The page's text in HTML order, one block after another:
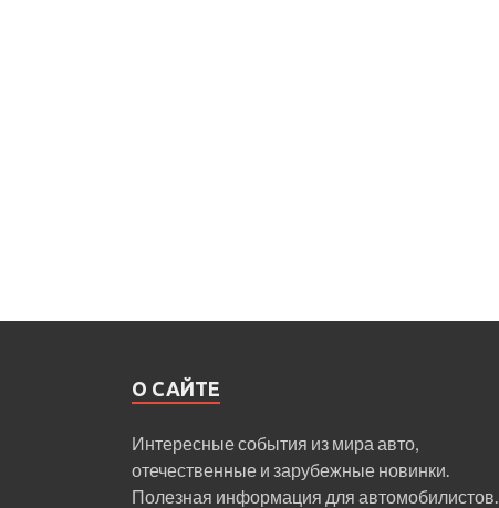
О САЙТЕ
Интересные события из мира авто,
отечественные и зарубежные новинки.
Полезная информация для автомобилистов.